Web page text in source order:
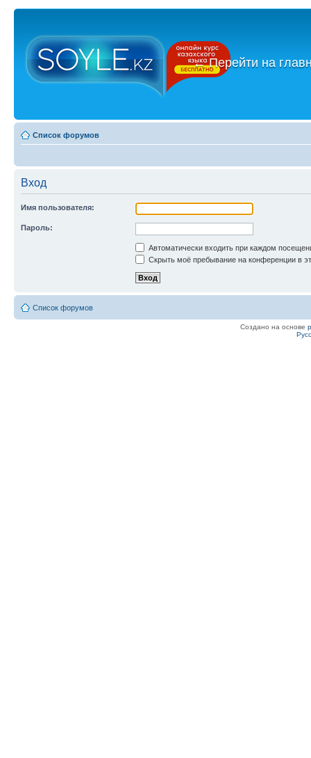
←Перейти на
Список форумов
Вход
Имя пользователя:
Пароль:
Автоматически входить при каждом
Скрыть моё пребывание на конференции в
Список форумов
Создано на основе